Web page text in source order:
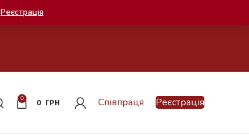
0
0 ГРН Співпраця Реєстрація
Реєстрація